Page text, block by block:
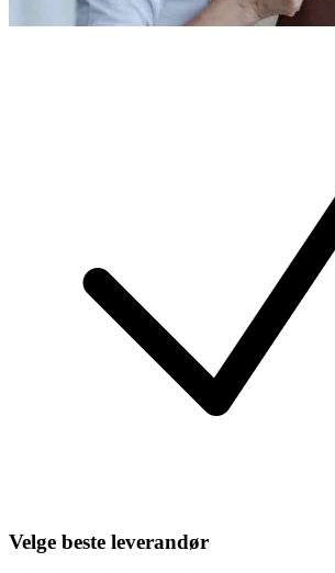
Velge beste leverandør